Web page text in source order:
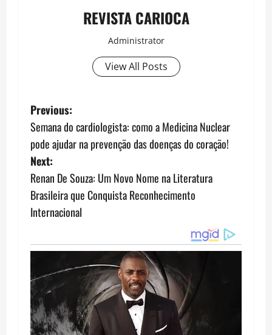
REVISTA CARIOCA
Administrator
View All Posts
P
o
s
t
n
a
i
g
Previous:
Semana do cardiologista: como a Medicina Nuclear
pode ajudar na prevenção das doenças do coração!
Next:
Renan De Souza: Um Novo Nome na Literatura
Brasileira que Conquista Reconhecimento
Internacional